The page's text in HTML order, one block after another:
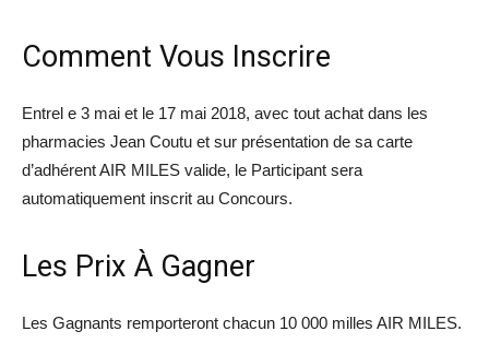
Comment Vous Inscrire
Entrel e 3 mai et le 17 mai 2018, avec tout achat dans les
pharmacies Jean Coutu et sur présentation de sa carte
d’adhérent AIR MILES valide, le Participant sera
automatiquement inscrit au Concours.
Les Prix À Gagner
Les Gagnants remporteront chacun 10 000 milles AIR MILES.